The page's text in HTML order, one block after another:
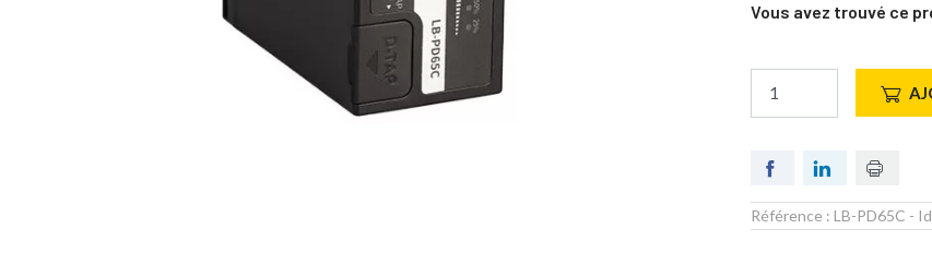
Vous avez trouvé ce
Référence : LB-PD65C -